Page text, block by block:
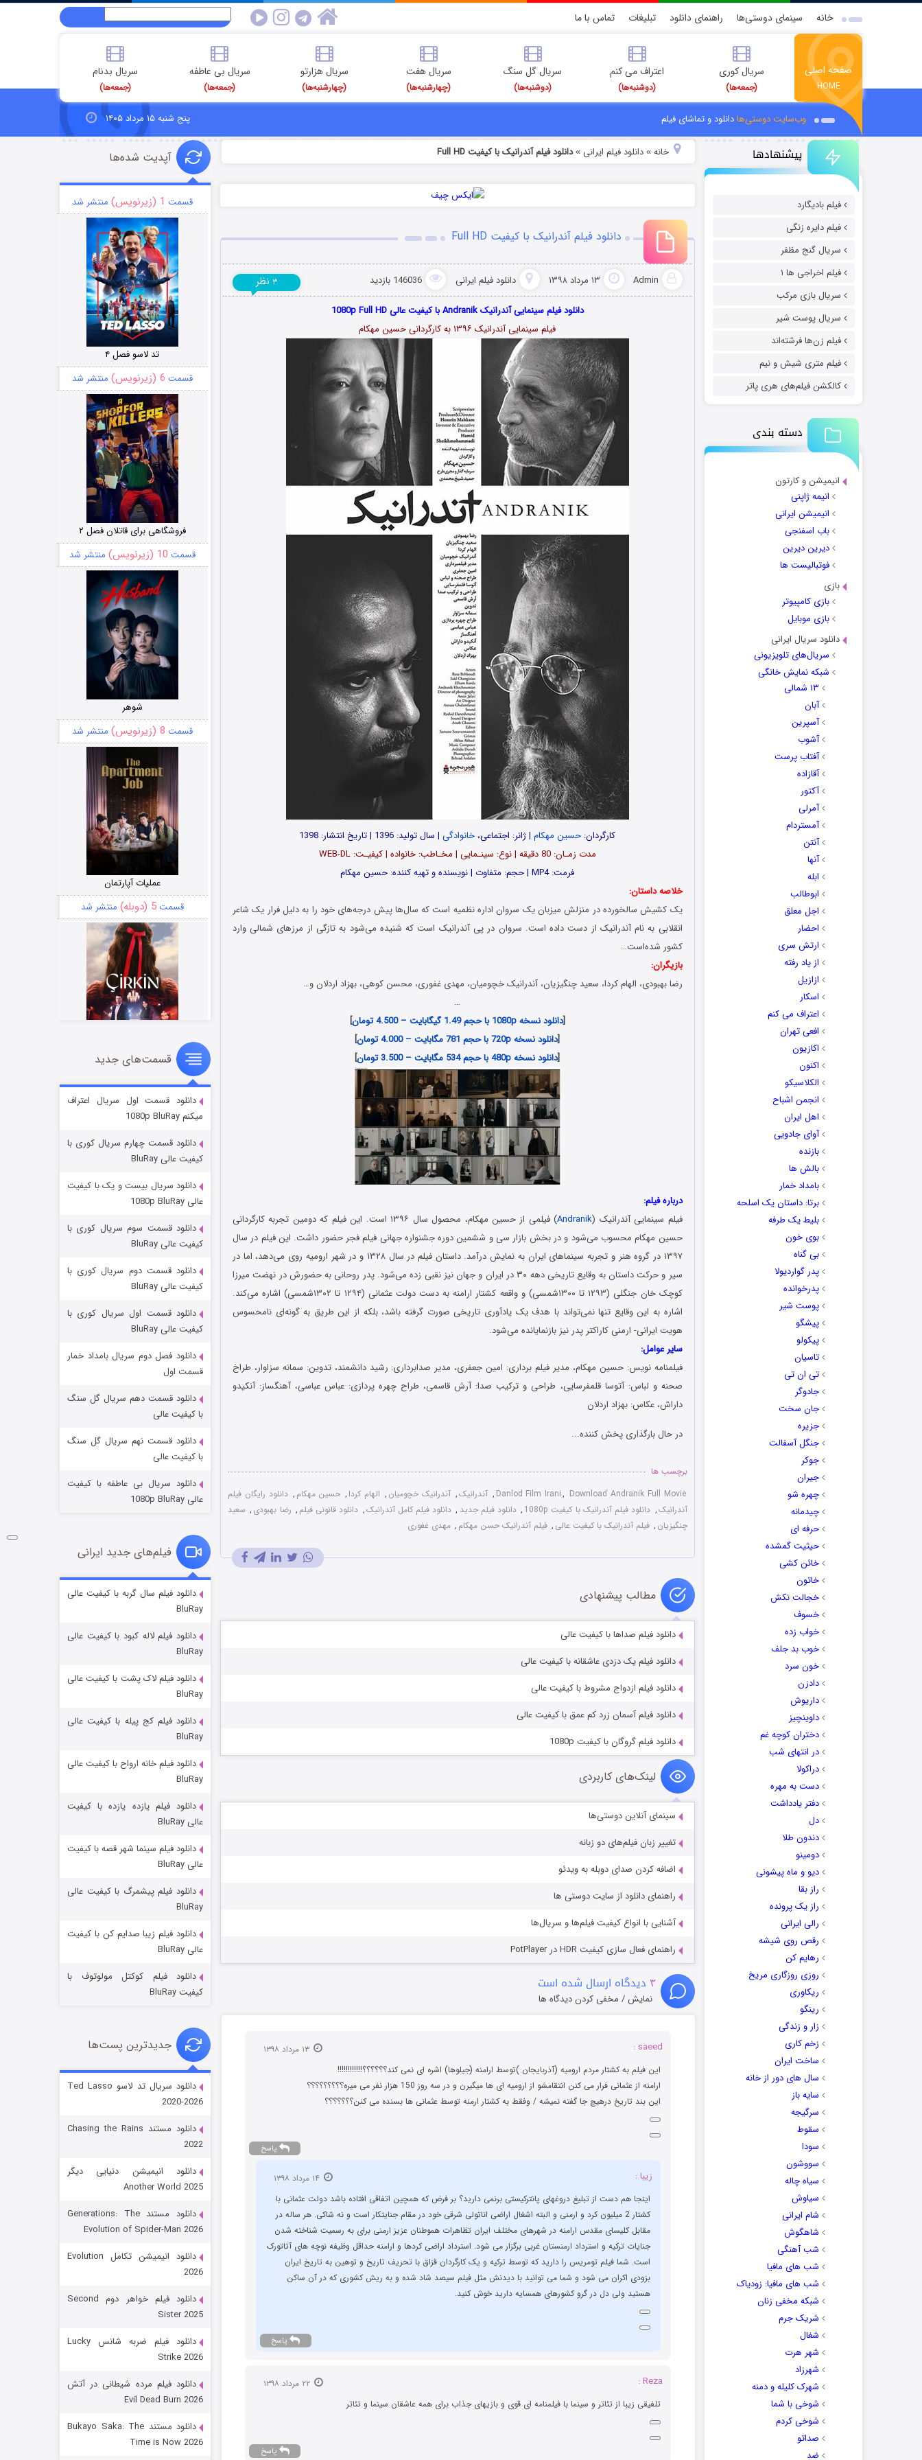
خانه سینمای دوستی‌ها راهنمای دانلود تبلیغات تماس با ما
صفحه اصلی
HOME
سریال کوری
(جمعه‌ها)
اعتراف می کنم
(دوشنبه‌ها)
سریال گل سنگ
(دوشنبه‌ها)
سریال هفت
(چهارشنبه‌ها)
سریال هزارتو
(چهارشنبه‌ها)
سریال بی عاطفه
(جمعه‌ها)
سریال بدنام
(جمعه‌ها)
وب‌سایت دوستی‌هادانلود و تماشای فیلم پنج شنبه ۱۵ مرداد ۱۴۰۵
پیشنهادها
فیلم بادیگارد
فیلم دایره زنگی
سریال گنج مظفر
فیلم اخراجی ها ۱
سریال بازی مرکب
سریال پوست شیر
فیلم زن‌ها فرشته‌اند
فیلم متری شیش و نیم
کالکشن فیلم‌های هری پاتر
دسته بندی
انیمیشن و کارتون
انیمه ژاپنی
انیمیشن ایرانی
باب اسفنجی
دیرین دیرین
فوتبالیست ها
بازی
بازی کامپیوتر
بازی موبایل
دانلود سریال ایرانی
سریال‌های تلویزیونی
شبکه نمایش خانگی
۱۳ شمالی
آبان
آسپرین
آشوب
آفتاب پرست
آقازاده
آکتور
آمرلی
آمستردام
آنتن
آنها
ابله
ابوطالب
اجل معلق
احضار
ارتش سری
از یاد رفته
ازازیل
اسکار
اعتراف می کنم
افعی تهران
اکازیون
اکنون
الکلاسیکو
انجمن اشباح
اهل ایران
آوای جادویی
بازنده
بالش ها
بامداد خمار
برتا: داستان یک اسلحه
بلیط یک‌‌ طرفه
بوی خون
بی گناه
پدر گواردیولا
پدرخوانده
پوست شیر
پیشگو
پیکولو
تاسیان
تی ان تی
جادوگر
جان سخت
جزیره
جنگل آسفالت
جوکر
جیران
چهره شو
چیدمانه
حرفه ای
حیثیت گمشده
خائن کشی
خاتون
خجالت نکش
خسوف
خواب زده
خوب بد جلف
خون سرد
دادزن
داریوش
داوینچیز
دختران کوچه غم
در انتهای شب
دراکولا
دست به مهره
دفتر یادداشت
دل
دندون طلا
دومینو
دیو و ماه پیشونی
راز بقا
راز یک پرونده
رالی ایرانی
رقص روی شیشه
رهایم کن
روزی روزگاری مریخ
ریکاوری
رینگو
زار و زندگی
زخم کاری
ساخت ایران
سال های دور از خانه
سایه باز
سرگیجه
سقوط
سودا
سووشون
سیاه چاله
سیاوش
شام ایرانی
شاهگوش
شب آهنگی
شب های مافیا
شب های مافیا: زودیاک
شبکه مخفی زنان
شریک جرم
شغال
شهر هرت
شهرزاد
شهرک کلیله و دمنه
شوخی با شما
شوخی کردم
صداتو
ضد
خانه» دانلود فیلم‌ ایرانی »دانلود فیلم آندرانیک با کیفیت Full HD
دانلود فیلم آندرانیک با کیفیت Full HD
Admin ۱۳ مرداد ۱۳۹۸ دانلود فیلم‌ ایرانی 146036 بازدید ۳ نظر
دانلود فیلم سینمایی آندرانیک Andranik با کیفیت عالی 1080p Full HD
فیلم سینمایی آندرانیک ۱۳۹۶ به کارگردانی حسین مهکام
کارگردان: حسین مهکام| ژانر: اجتماعی، خانوادگی| سال تولید: 1396 | تاریخ انتشار: 1398
مدت زمـان: 80 دقیقه | نوع: سینـمایی | مخـاطب: خانواده | کیفیـت: WEB-DL
فرمت: MP4 | حجم: متفاوت | نویسنده و تهیه کننده: حسین مهکام
خلاصه داستان:
یک کشیش سالخورده در منزلش میزبان یک سروان اداره نظمیه است که سال‌ها پیش درجه‌های خود را به دلیل فرار یک شاعر
انقلابی به نام آندرانیک از دست داده است. سروان در پی آندرانیک است که شنیده می‌شود به تازگی از مرزهای شمالی وارد
کشور شده‌است…
بازیگران:
رضا بهبودی، الهام کردا، سعید چنگیزیان، آندرانیک خچومیان، مهدی غفوری، محسن کوهی، بهزاد اردلان و…
…
[دانلود نسخه 1080p با حجم 1.49 گیگابایت – 4.500 تومان
]
[دانلود نسخه 720p با حجم 781 مگابایت – 4.000 تومان
]
[دانلود نسخه 480p با حجم 534 مگابایت – 3.500 تومان ]
درباره فیلم:
فیلم سینمایی آندرانیک (Andranik
) فیلمی از حسین مهکام، محصول سال ۱۳۹۶ است. این فیلم که دومین تجربه کارگردانی
حسین مهکام محسوب می‌شود و در بخش بازار سی و ششمین دوره جشنواره جهانی فیلم فجر حضور داشت. این فیلم در سال
۱۳۹۷ در گروه هنر و تجربه سینماهای ایران به نمایش درآمد. داستان فیلم در سال ۱۳۲۸ و در شهر ارومیه روی می‌دهد، اما در
سیر و حرکت داستان به وقایع تاریخی دهه ۳۰ در ایران و جهان نیز نقبی زده می‌شود. پدر روحانی به حضورش در نهضت میرزا
کوچک خان جنگلی (۱۲۹۳ تا ۱۳۰۰شمسی) و واقعه کشتار ارامنه به ‌دست دولت عثمانی (۱۲۹۴ تا ۱۳۰۲شمسی) اشاره می‌کند.
اشاره به این وقایع تنها نمی‌تواند با هدف یک یادآوری تاریخی صورت گرفته باشد، بلکه از این طریق به‌ گونه‌ای نامحسوس
هویت ایرانی- ارمنی‌ کاراکتر پدر نیز بازنمایانده می‌شود.
سایر عوامل:
فیلمنامه نویس: حسین مهکام، مدیر فیلم برداری: امین جعفری، مدیر صدابرداری: رشید دانشمند، تدوین: سمانه سزاوار، طراخ
صحنه و لباس: آتوسا قلمفرسایی، طراحی و ترکیب صدا: آرش قاسمی، طراح چهره پردازی: عباس عباسی، آهنگساز: آنکیدو
داراش، عکاس: بهزاد اردلان
در حال بارگذاری پخش کننده...
برچسب ها
Danlod Film Irani, Download Andranik Full Movie
, آندرانیک, آندرانیک خچومیان , الهام کردا, حسین مهکام , دانلود رایگان فیلم
آندرانیک, دانلود فیلم آندرانیک با کیفیت 1080p , دانلود فیلم جدید , دانلود فیلم کامل آندرانیک, دانلود قانونی فیلم , رضا بهبودی , سعید
چنگیزیان , فیلم آندرانیک با کیفیت عالی , فیلم آندرانیک حسن مهکام , مهدی غفوری
مطالب پیشنهادی
دانلود فیلم صداها با کیفیت عالی
دانلود فیلم یک دزدی عاشقانه با کیفیت عالی
دانلود فیلم ازدواج مشروط با کیفیت عالی
دانلود فیلم آسمان زرد کم عمق با کیفیت عالی
دانلود فیلم گروگان با کیفیت 1080p
لینک‌های کاربردی
سینمای آنلاین دوستی‌ها
تغییر زبان فیلم‌های دو زبانه
اضافه کردن صدای دوبله به ویدئو
راهنمای دانلود از سایت دوستی ها
آشنایی با انواع کیفیت فیلم‌ها و سریال‌ها
راهنمای فعال سازی کیفیت HDR در PotPlayer
۳ دیدگاه ارسال شده است
نمایش / مخفی کردن دیدگاه ها
saeed :
این فیلم به کشتار مردم ارومیه (آذربایجان )توسط ارامنه (جیلوها) اشره ای نمی کند؟؟؟؟؟؟!!!!!!!!!!!!
ارامنه از عثمانی فرار می کنن انتقامشو از ارومیه ای ها میگیرن و در سه روز 150 هزار نفر می میره؟؟؟؟؟؟؟؟؟
این بند تاریخ درهیچ جا گفته نمیشه / وفقط به کشتار ارمنه توسط عثمانی ها بسنده می کنن؟؟؟؟؟؟؟
پاسخ
زیبا :
۱۴ مرداد ۱۳۹۸
اینجا هم دست از تبلیغ دروغهای پانترکیستی برنمی دارید؟ بر فرض که همچین اتفاقی افتاده باشد دولت عثمانی با
کشتار 2 میلیون کرد و ارمنی و البته اشغال اراضی اناتولی شرقی خود در مقام جنایتکار است و نه شاکی. هر ساله در
مقابل کلیسای مقدس ارامنه در شهرهای مختلف ایران تظاهرات هموطنان عزیز ارمنی برای به رسمیت شناخته شدن
جنایات ترکیه و استرداد ارمنستان غربی برگزار می شود. استرداد اراضی کردها و ارامنه حداقل وظیفه نوچه های آتاتورک
است. شما فیلم تومریس را دارید که توسط ترکیه و یک کارگردان قزاق با تحریف تاریخ و توهین به تاریخ ایران
بزودی اکران می شود و شما می توانید با دیدنش مثل فیلم سیصد شاد شده و به ریش کشوری که در آن ساکن
هستید ولی دل در گرو کشورهای همسایه دارید خوش کنید.
پاسخ
Reza :
۲۲ مرداد ۱۳۹۸
تلفیقی زیبا از تئاتر و سینما با فیلمنامه ای قوی و بازیهای جذاب برای همه عاشقان سینما و تئاتر
پاسخ
آپدیت شده‌ها
قسمت 1 (زیرنویس) منتشر شد
تد لاسو فصل ۴
قسمت 6 (زیرنویس) منتشر شد
فروشگاهی برای قاتلان فصل ۲
قسمت 10 (زیرنویس) منتشر شد
شوهر
قسمت 8 (زیرنویس) منتشر شد
عملیات آپارتمان
قسمت5 (دوبله) منتشر شد
سریال زشت
قسمت2 (زیرنویس) منتشر شد
مردگان متحرک: شهر مرده ۳
شکست استوارت در نجات جهان
قسمت 7 (زیرنویس) منتشر شد
شوگر فصل ۲
قسمت
خاندان اژدها فصل ۳
جادوگری در مغولستان
قسمت
رویایی برای تو
قسمت15 (دوبله)
قسمت‌های جدید
دانلود قسمت اول سریال اعتراف
میکنم 1080p BluRay
دانلود قسمت چهارم سریال کوری با
کیفیت عالی BluRay
دانلود سریال بیست و یک با کیفیت
عالی 1080p BluRay
دانلود قسمت سوم سریال کوری با
کیفیت عالی BluRay
دانلود قسمت دوم سریال کوری با
کیفیت عالی BluRay
دانلود قسمت اول سریال کوری با
کیفیت عالی BluRay
دانلود فصل دوم سریال بامداد خمار
قسمت اول
دانلود قسمت دهم سریال گل سنگ
با کیفیت عالی
دانلود قسمت نهم سریال گل سنگ
با کیفیت عالی
دانلود سریال بی عاطفه با کیفیت
عالی 1080p BluRay
فیلم‌های جدید ایرانی
دانلود فیلم سال گربه با کیفیت عالی
BluRay
دانلود فیلم لاله کبود با کیفیت عالی
BluRay
دانلود فیلم لاک پشت با کیفیت عالی
BluRay
دانلود فیلم کج‌ پیله با کیفیت عالی
BluRay
دانلود فیلم خانه ارواح با کیفیت عالی
BluRay
دانلود فیلم یازده یازده با کیفیت
عالی BluRay
دانلود فیلم سینما شهر قصه با کیفیت
عالی BluRay
دانلود فیلم پیشمرگ با کیفیت عالی
BluRay
دانلود فیلم زیبا صدایم کن با کیفیت
عالی BluRay
دانلود فیلم کوکتل مولوتوف با
کیفیت BluRay
جدیدترین پست‌ها
دانلود سریال تد لاسو Ted Lasso
2020-2026
دانلود مستند Chasing the Rains
2022
دانلود انیمیشن دنیایی دیگر
Another World 2025
دانلود مستند Generations: The
Evolution of Spider-Man 2026
دانلود انیمیشن تکامل Evolution
2026
دانلود فیلم خواهر دوم Second
Sister 2025
دانلود فیلم ضربه شانس Lucky
Strike 2026
دانلود فیلم مرده شیطانی در آتش
Evil Dead Burn 2026
دانلود مستند Bukayo Saka: The
Time is Now 2026